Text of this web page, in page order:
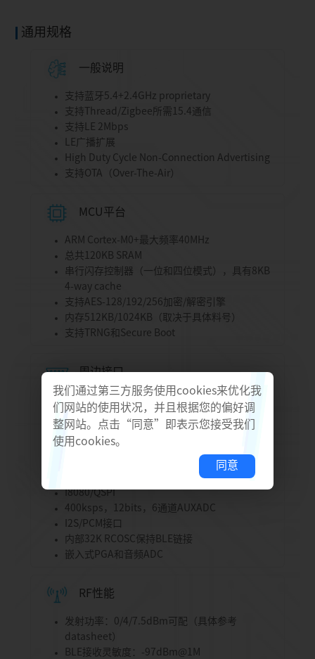
通用规格
一般说明
支持蓝牙5.4+2.4GHz proprietary
支持Thread/Zigbee所需15.4通信
支持LE 2Mbps
LE广播扩展
High Duty Cycle Non-Connection Advertising
支持OTA（Over-The-Air）
MCU平台
ARM Cortex-M0+最大频率40MHz
总共120KB SRAM
串行闪存控制器（一位和四位模式），具有8KB
4-way cache
支持AES-128/192/256加密/解密引擎
内存512KB/1024KB（取决于具体料号）
支持TRNG和Secure Boot
周边接口
灵活的GPIO设计
硬件Keyscan和Quad-decoder
嵌入式IR收发器和接收器
实时计数器（RTC）
SPI主/从 ×2，定时器 ×8，I2C ×2，PWM
I8080/QSPI
400ksps，12bits，6通道AUXADC
I2S/PCM接口
内部32K RCOSC保持BLE链接
嵌入式PGA和音频ADC
RF性能
发射功率：0/4/7.5dBm可配（具体参考
datasheet）
BLE接收灵敏度：-97dBm@1M
我们通过第三方服务使用cookies来优化我
们网站的使用状况，并且根据您的偏好调
整网站。点击“同意”即表示您接受我们
使用cookies。
同意